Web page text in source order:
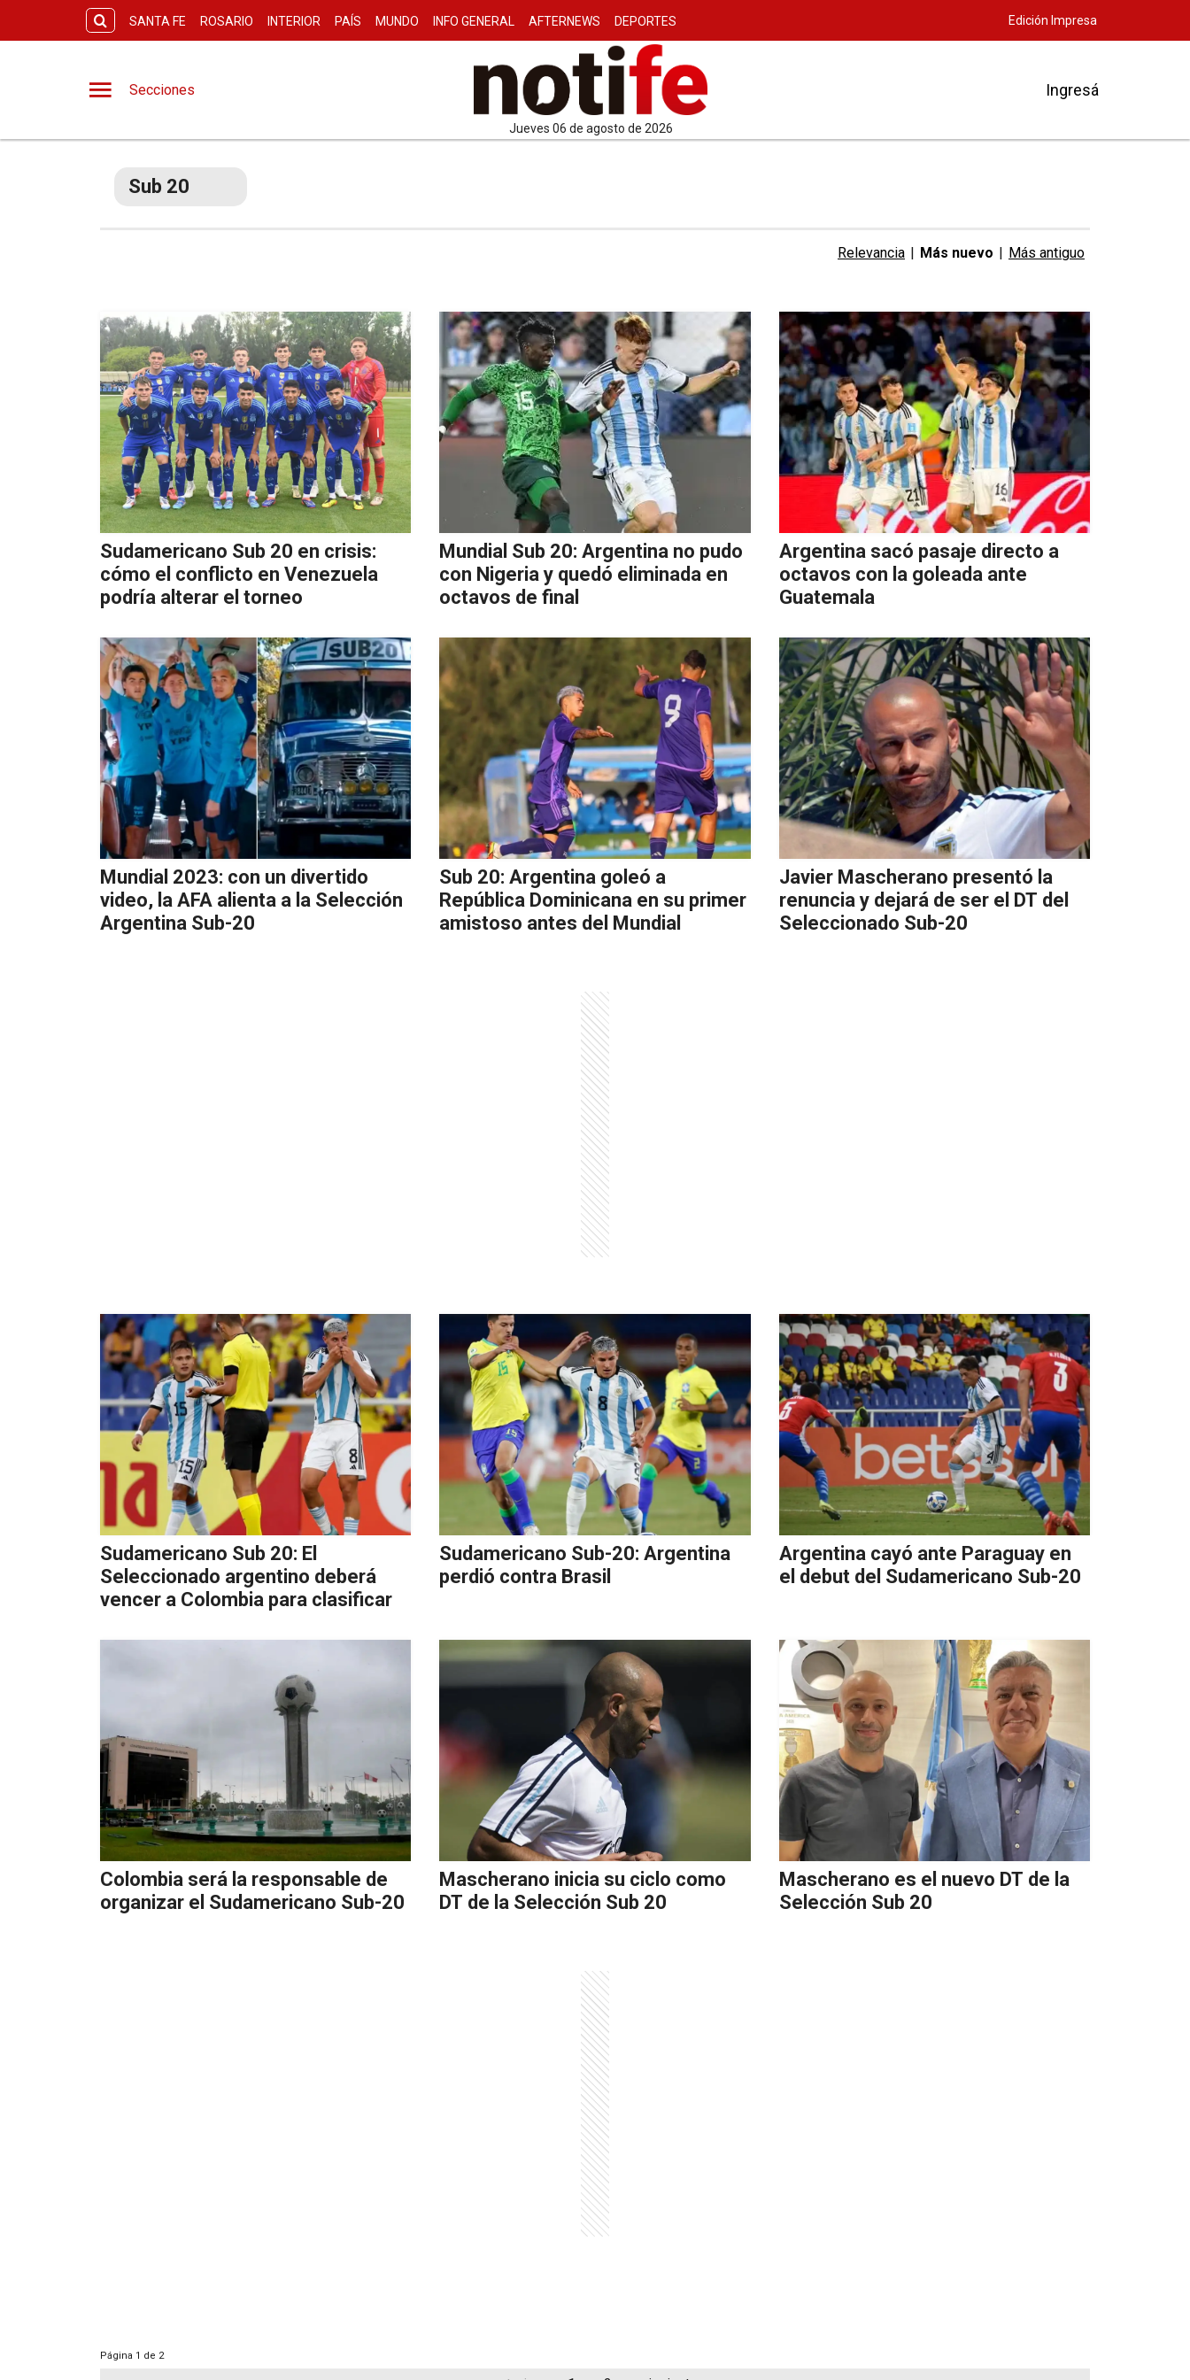
SANTA FE ROSARIO INTERIOR PAÍS MUNDO INFO GENERAL AFTERNEWS DEPORTES Edición Impresa
Secciones
jueves 06 de agosto de 2026
Ingresá
Sub 20
Relevancia | Más nuevo | Más antiguo
Sudamericano Sub 20 en crisis:
cómo el conflicto en Venezuela
podría alterar el torneo
Mundial Sub 20: Argentina no pudo
con Nigeria y quedó eliminada en
octavos de final
Argentina sacó pasaje directo a
octavos con la goleada ante
Guatemala
Mundial 2023: con un divertido
video, la AFA alienta a la Selección
Argentina Sub-20
Sub 20: Argentina goleó a
República Dominicana en su primer
amistoso antes del Mundial
Javier Mascherano presentó la
renuncia y dejará de ser el DT del
Seleccionado Sub-20
Sudamericano Sub 20: El
Seleccionado argentino deberá
vencer a Colombia para clasificar
Sudamericano Sub-20: Argentina
perdió contra Brasil
Argentina cayó ante Paraguay en
el debut del Sudamericano Sub-20
Colombia será la responsable de
organizar el Sudamericano Sub-20
Mascherano inicia su ciclo como
DT de la Selección Sub 20
Mascherano es el nuevo DT de la
Selección Sub 20
Página 1 de 2